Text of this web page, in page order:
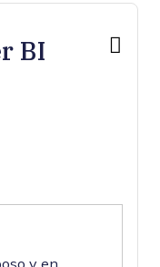
BI